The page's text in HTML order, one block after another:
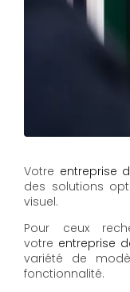
Votre entreprise
des solutions
visuel.
Pour ceux
votre entreprise
variété de
fonctionnalité.